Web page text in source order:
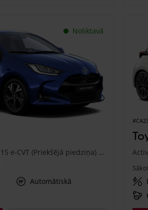
Noliktavā
Active Plus 1.5 Hybrid 115 e-CVT (Priekšējā piedziņa) (68 kW)
Automātiskā